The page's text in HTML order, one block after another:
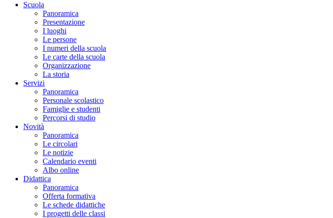
Scuola
Panoramica
Presentazione
I luoghi
Le persone
I numeri della scuola
Le carte della scuola
Organizzazione
La storia
Servizi
Panoramica
Personale scolastico
Famiglie e studenti
Percorsi di studio
Novità
Panoramica
Le circolari
Le notizie
Calendario eventi
Albo online
Didattica
Panoramica
Offerta formativa
Le schede didattiche
I progetti delle classi